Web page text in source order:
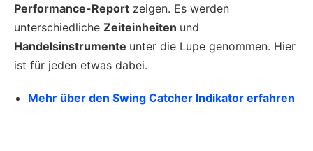
Performance-Report zeigen. Es werden
unterschiedliche Zeiteinheiten und
Handelsinstrumente unter die Lupe genommen. Hier
ist für jeden etwas dabei.
Mehr über den Swing Catcher Indikator erfahren